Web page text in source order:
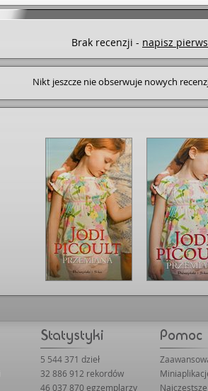
Brak recenzji - napisz
Nikt jeszcze nie obserwuje nowych
5 544 371 dzieł
32 886 912 rekordów
46 037 870 egzemplarzy